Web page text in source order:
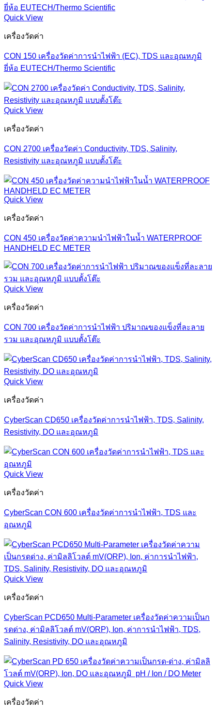
Quick View
เครื่องวัดค่า
CON 150 เครื่องวัดค่าการนำไฟฟ้า (EC), TDS และอุณหภูมิ
ยี่ห้อ EUTECH/Thermo Scientific
Quick View
เครื่องวัดค่า
CON 2700 เครื่องวัดค่า Conductivity, TDS, Salinity,
Resistivity และอุณหภูมิ แบบตั้งโต๊ะ
Quick View
เครื่องวัดค่า
CON 450 เครื่องวัดค่าความนำไฟฟ้าในน้ำ WATERPROOF
HANDHELD EC METER
Quick View
เครื่องวัดค่า
CON 700 เครื่องวัดค่าการนำไฟฟ้า ปริมาณของแข็งที่ละลาย
รวม และอุณหภูมิ แบบตั้งโต๊ะ
Quick View
เครื่องวัดค่า
CyberScan CD650 เครื่องวัดค่าการนำไฟฟ้า, TDS, Salinity,
Resistivity, DO และอุณหภูมิ
Quick View
เครื่องวัดค่า
CyberScan CON 600 เครื่องวัดค่าการนำไฟฟ้า, TDS และ
อุณหภูมิ
Quick View
เครื่องวัดค่า
CyberScan PCD650 Multi-Parameter เครื่องวัดค่าความเป็นก
รดด่าง, ค่ามิลลิโวลต์ mV(ORP), Ion, ค่าการนำไฟฟ้า, TDS,
Salinity, Resistivity, DO และอุณหภูมิ
Quick View
เครื่องวัดค่า